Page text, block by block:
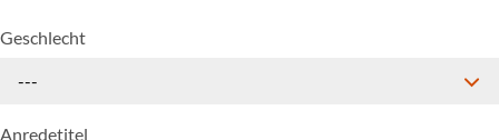
Geschlecht
---
Anredetitel